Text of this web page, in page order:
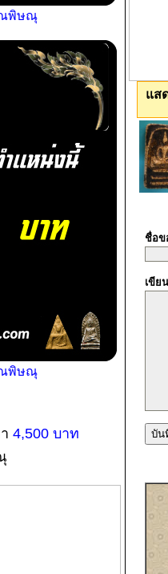
ณพิษณุ
ณพิษณุ
4,500 บาท
แส
ชื่อ
เขีย